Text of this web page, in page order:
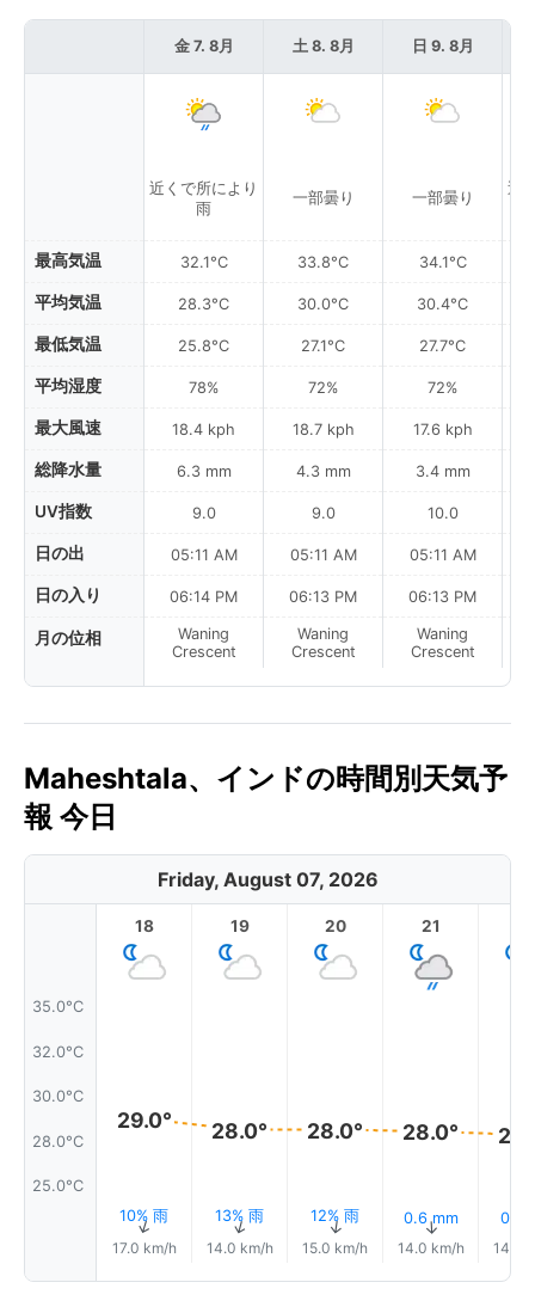
最高気温
平均気温
最低気温
平均湿度
最大風速
総降水量
UV指数
日の出
日の入り
月の位相
金 7. 8月
近くで所により
雨
32.1°C
28.3°C
25.8°C
78%
18.4 kph
6.3 mm
9.0
05:11 AM
06:14 PM
Waning
Crescent
土 8. 8月
一部曇り
33.8°C
30.0°C
27.1°C
72%
18.7 kph
4.3 mm
9.0
05:11 AM
06:13 PM
Waning
Crescent
日 9. 8月
一部曇り
34.1°C
30.4°C
27.7°C
72%
17.6 kph
3.4 mm
10.0
05:11 AM
06:13 PM
Waning
Crescent
近
Maheshtala、インドの時間別天気予
報 今日
Friday, August 07, 2026
35.0°C
32.0°C
30.0°C
28.0°C
25.0°C
18
29.0°
10% 雨
↑
17.0 km/h
19
28.0°
13% 雨
↑
14.0 km/h
20
28.0°
12% 雨
↑
15.0 km/h
21
28.0°
0.6 mm
↑
14.0 km/h
0.1
14.0